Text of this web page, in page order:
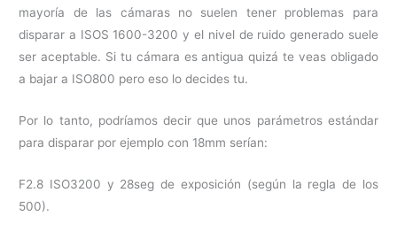
mayoría de las cámaras no suelen tener problemas para
disparar a ISOS 1600-3200 y el nivel de ruido generado suele
ser aceptable. Si tu cámara es antigua quizá te veas obligado
a bajar a ISO800 pero eso lo decides tu.
Por lo tanto, podríamos decir que unos parámetros estándar
para disparar por ejemplo con 18mm serían:
F2.8 ISO3200 y 28seg de exposición (según la regla de los
500).